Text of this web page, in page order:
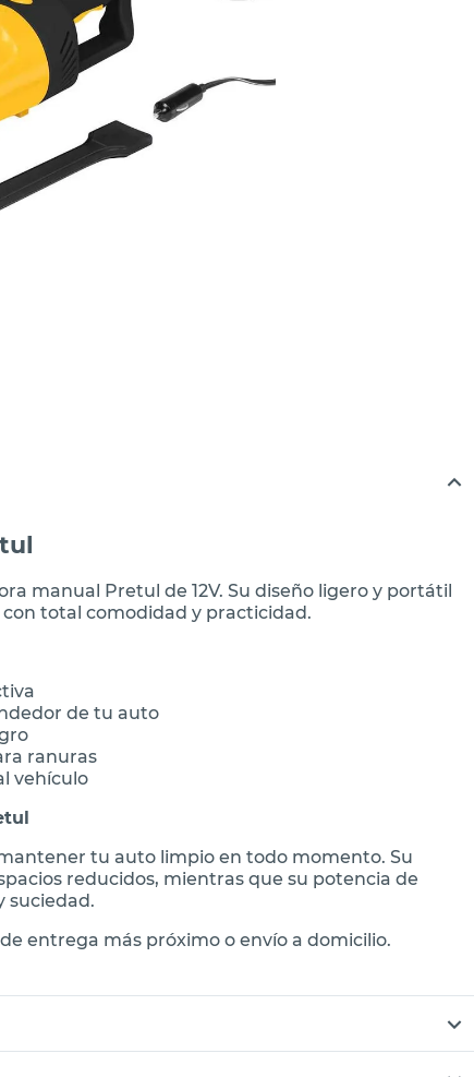
manual Pretul de 12V. Su diseño ligero y portátil
total comodidad y practicidad.
de tu auto
ranuras
vehículo
tu auto limpio en todo momento. Su
reducidos, mientras que su potencia de
suciedad.
entrega más próximo o envío a domicilio.